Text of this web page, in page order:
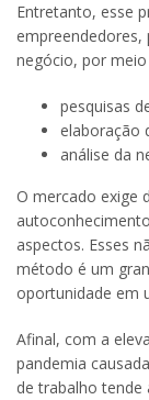
Entretanto, esse
negócio, por meio
pesquisas
elaboração
análise da
O mercado exige
aspectos. Esses
método é um
oportunidade em
Afinal, com a
pandemia
de trabalho tende